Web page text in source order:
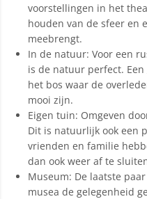
voorstellingen in het
houden van de sfeer en
meebrengt.
In de natuur: Voor een
is de natuur perfect.
het bos waar de
mooi zijn.
Eigen tuin: Omgeven
Dit is natuurlijk ook een
vrienden en familie
dan ook weer af te
Museum: De laatste
musea de gelegenheid